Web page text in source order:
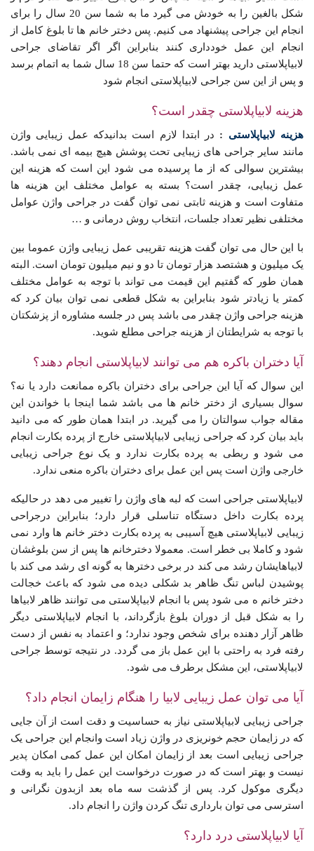
شکل بالغین را به خودش می گیرد ما به شما سن 20 سال را برای
انجام این جراحی پیشنهاد می کنیم. پس دختر خانم ها تا بلوغ کامل از
انجام این عمل خودداری کنند بنابراین اگر اگر تقاضای جراحی
لابیاپلاستی دارید بهتر است که حتما سن 18 سال شما به اتمام برسد
و پس از این سن جراحی لابیاپلاستی انجام شود
هزینه لابیاپلاستی چقدر است؟
هزینه لابیاپلاستی : در ابتدا لازم است بدانیدکه عمل زیبایی واژن
مانند سایر جراحی های زیبایی تحت پوشش هیچ بیمه ای نمی باشد.
بیشترین سوالی که از ما پرسیده می شود این است که هزینه این
عمل زیبایی، چقدر است؟ بسته به عوامل مختلف این هزینه ها
متفاوت است و هزینه ثابتی نمی توان گفت در جراحی واژن عوامل
مختلفی نظیر تعداد جلسات، انتخاب روش درمانی و …
با این حال می توان گفت هزینه تقریبی عمل زیبایی واژن عموما بین
یک میلیون و هشتصد هزار تومان تا دو و نیم میلیون تومان است. البته
همان طور که گفتیم این قیمت می تواند با توجه به عوامل مختلف
کمتر یا زیادتر شود بنابراین به شکل قطعی نمی توان بیان کرد که
هزینه جراحی واژن چقدر می باشد پس در جلسه مشاوره از پزشکتان
با توجه به شرایطتان از هزینه جراحی مطلع شوید.
آیا دختران باکره هم می توانند لابیاپلاستی انجام دهند؟
این سوال که آیا این جراحی برای دختران باکره ممانعت دارد یا نه؟
سوال بسیاری از دختر خانم ها می باشد شما اینجا با خواندن این
مقاله جواب سوالتان را می گیرید. در ابتدا همان طور که می دانید
باید بیان کرد که جراحی زیبایی لابیاپلاستی خارج از پرده بکارت انجام
می شود و ربطی به پرده بکارت ندارد و یک نوع جراحی زیبایی
خارجی واژن است پس این عمل برای دختران باکره منعی ندارد.
لابیاپلاستی جراحی است که لبه های واژن را تغییر می دهد در حالیکه
پرده بکارت داخل دستگاه تناسلی قرار دارد؛ بنابراین درجراحی
زیبایی لابیاپلاستی هیچ آسیبی به پرده بکارت دختر خانم ها وارد نمی
شود و کاملا بی خطر است. معمولا دخترخانم ها پس از سن بلوغشان
لابیاهایشان رشد می کند در برخی دخترها به گونه ای رشد می کند با
پوشیدن لباس تنگ ظاهر بد شکلی دیده می شود که باعث خجالت
دختر خانم ه می شود پس با انجام لابیاپلاستی می توانند ظاهر لابیاها
را به شکل قبل از دوران بلوغ بازگرداند، با انجام لابیاپلاستی دیگر
ظاهر آزار دهنده برای شخص وجود ندارد؛ و اعتماد به نفس از دست
رفته فرد به راحتی با این عمل باز می گردد. در نتیجه توسط جراحی
لابیاپلاستی، این مشکل برطرف می شود.
آیا می توان عمل زیبایی لابیا را هنگام زایمان انجام داد؟
جراحی زیبایی لابیاپلاستی نیاز به حساسیت و دقت است از آن جایی
که در زایمان حجم خونریزی در واژن زیاد است وانجام این جراحی یک
جراحی زیبایی است بعد از زایمان امکان این عمل کمی امکان پدیر
نیست و بهتر است که در صورت درخواست این عمل را باید به وقت
دیگری موکول کرد. پس از گذشت سه ماه بعد ازبدون نگرانی و
استرسی می توان بارداری تنگ کردن واژن را انجام داد.
آیا لابیاپلاستی درد دارد؟